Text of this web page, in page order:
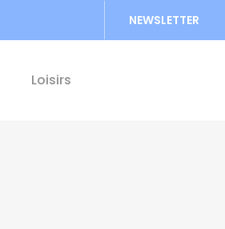
NEWSLETTER
Loisirs